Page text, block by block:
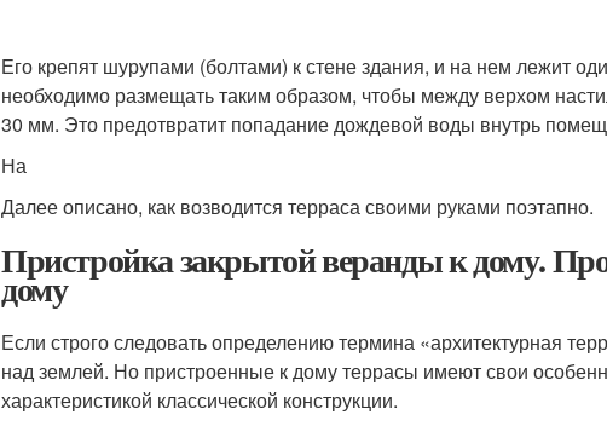
Его крепят шурупами (болтами) к стене здания, и на нем лежит
необходимо размещать таким образом, чтобы между верхом
30 мм. Это предотвратит попадание дождевой воды внутрь
На
Далее описано, как возводится терраса своими руками поэтапно.
Пристройка закрытой веранды к дому.
дому
Если строго следовать определению термина «архитектурная
над землей. Но пристроенные к дому террасы имеют свои
характеристикой классической конструкции.